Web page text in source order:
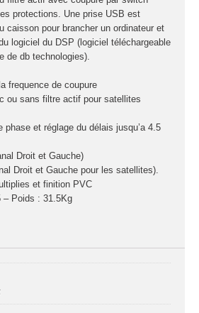
protections. Une prise USB est
caisson pour brancher un ordinateur et
logiciel du DSP (logiciel téléchargeable
de db technologies).
frequence de coupure
ou sans filtre actif pour satellites
phase et réglage du délais jusqu’a 4.5
Droit et Gauche)
Droit et Gauche pour les satellites).
et finition PVC
– Poids : 31.5Kg